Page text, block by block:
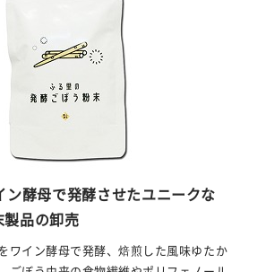
ン酵母で発酵させたユニークな
品の卸売
ワイン酵母で発酵、焙煎した風味ゆたか